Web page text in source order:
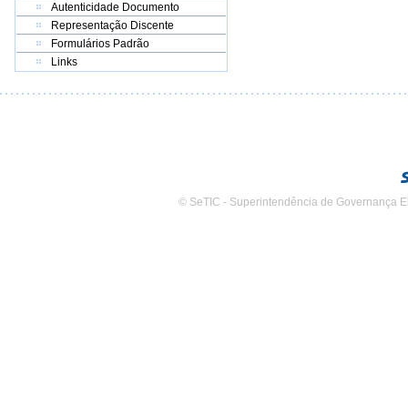
Autenticidade Documento
Representação Discente
Formulários Padrão
Links
© SeTIC - Superintendência de Governança